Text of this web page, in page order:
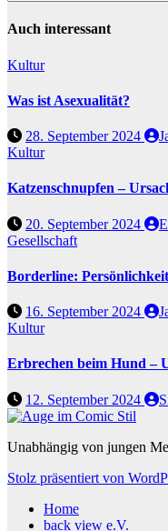
Auch interessant
Kultur
Was ist Asexualität?
28. September 2024
Kultur
Katzenschnupfen –
20. September 2024
Gesellschaft
Borderline:
16. September 2024
Kultur
Erbrechen beim Hund –
12. September 2024
Unabhängig von jungen
Stolz präsentiert von
Home
back view e.V.